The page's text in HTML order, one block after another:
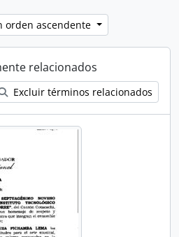
orden ascendente
relacionados
Excluir términos relacionados